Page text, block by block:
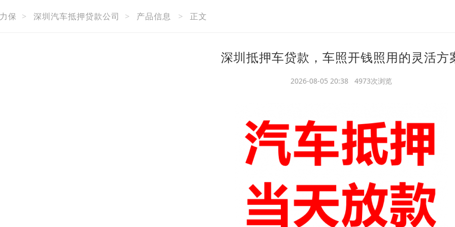
保 > 深圳汽车抵押贷款公司 > 产品信息 > 正文
深圳抵押车贷款，车照开钱照用的灵活方
2026-08-05 20:38 4973次浏览